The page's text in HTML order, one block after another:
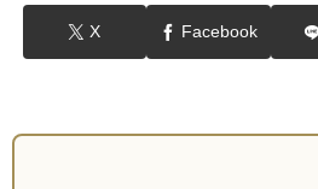
X Facebook